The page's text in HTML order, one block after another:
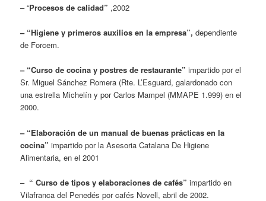
– “Procesos de calidad” ,2002
– “Higiene y primeros auxilios en la empresa”,dependiente
de Forcem.
– “Curso de cocina y postres de restaurante”impartido por el
Sr. Miguel Sánchez Romera (Rte. L’Esguard, galardonado con
una estrella Michelín y por Carlos Mampel (MMAPE 1.999) en el
2000.
– “Elaboración de un manual de buenas prácticas en la
cocina” impartido por la Asesoria Catalana De Higiene
Alimentaria, en el 2001
– “ Curso de tipos y elaboraciones de cafés” impartido en
Vilafranca del Penedés por cafés Novell, abril de 2002.